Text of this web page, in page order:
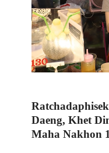
Daeng, Khet
Maha Nakhon